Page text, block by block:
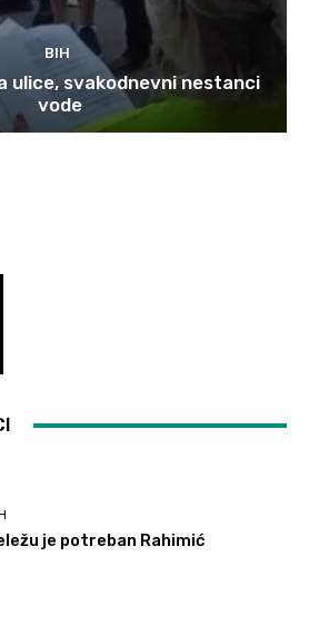
BIH
ulice, svakodnevni nestanci
vode
je potreban Rahimić